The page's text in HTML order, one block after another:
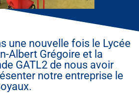
une nouvelle fois le Lycée
Albert Grégoire et la
GATL2 de nous avoir
notre entreprise le